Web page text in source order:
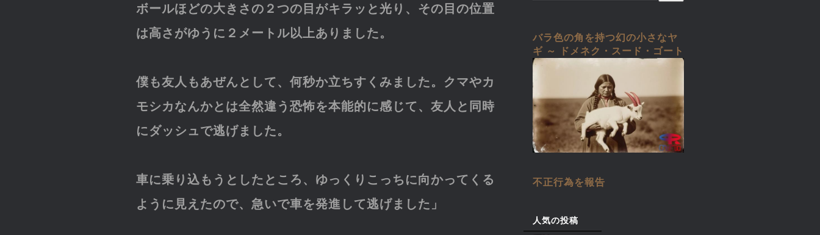
ボールほどの大きさの２つの目がキラッと光り、その目の位置
は高さがゆうに２メートル以上ありました。
僕も友人もあぜんとして、何秒か立ちすくみました。クマやカ
モシカなんかとは全然違う恐怖を本能的に感じて、友人と同時
にダッシュで逃げました。
車に乗り込もうとしたところ、ゆっくりこっちに向かってくる
ように見えたので、急いで車を発進して逃げました」
バラ色の角を持つ幻の小さなヤ
ギ ～ ドメネク・スード・ゴート
不正行為を報告
人気の投稿